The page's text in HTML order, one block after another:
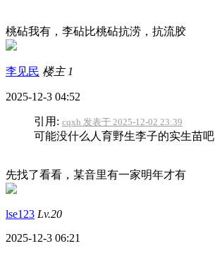
桃砧我有，李砧比桃砧抗涝，抗流胶
李见民 楼主 1
2025-12-3 04:52
引用: cqxh 发表于 2025-12-02 23:39
可能没什么人育野生李子的实生苗吧
先找了看看，某音里有一家明年才有
lse123 Lv.20
2025-12-3 06:21